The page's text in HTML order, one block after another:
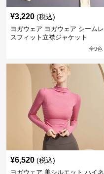
¥3,220 (税込)
ヨガウェア ヨガウェア シームレ
スフィット立襟ジャケット
全9色
¥6,520 (税込)
ヨガウェア 美シルエット ハイネ